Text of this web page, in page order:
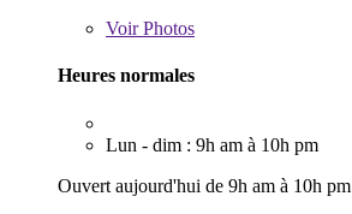
VoirPhotos
Heures normales
Lun - dim : 9h am à 10h pm
Ouvert aujourd'hui de 9h am à 10h pm